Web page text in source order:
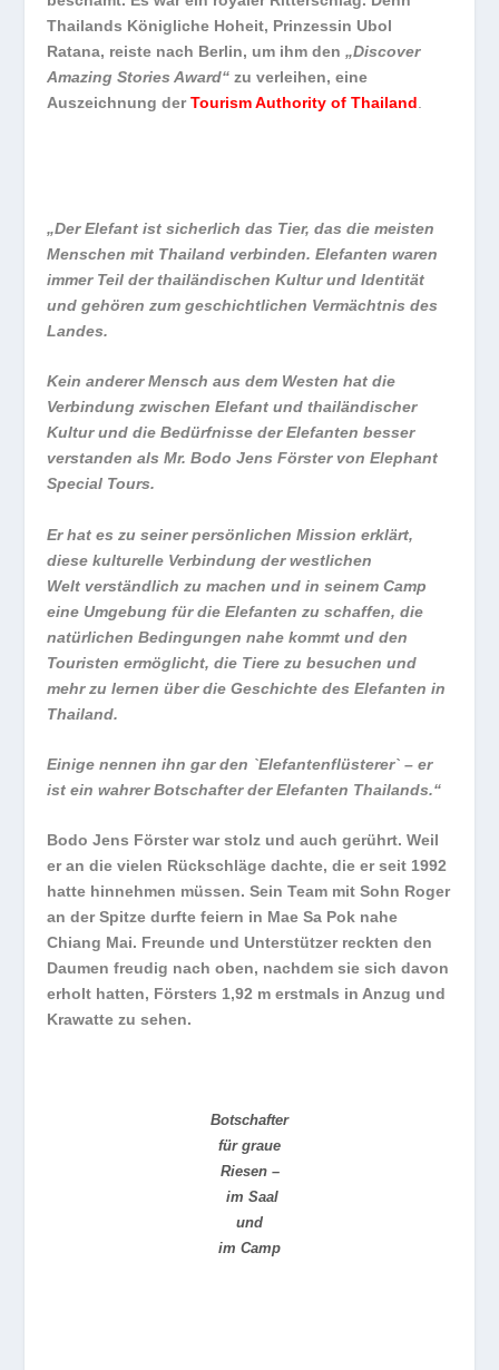
Thailands Königliche Hoheit, Prinzessin Ubol
Ratana, reiste nach Berlin, um ihm den„Discover
Amazing Stories Award“ zu verleihen, eine
Auszeichnung derTourism Authority of Thailand.
„Der Elefant ist sicherlich das Tier, das die meisten
Menschen mit Thailand verbinden. Elefanten waren
immer Teil der thailändischen Kultur und Identität
und gehören zum geschichtlichen Vermächtnis des
Landes.
Kein anderer Mensch aus dem Westen hat die
Verbindung zwischen Elefant und thailändischer
Kultur und die Bedürfnisse der Elefanten besser
verstanden als Mr. Bodo Jens Förster von Elephant
Special Tours.
Er hat es zu seiner persönlichen Mission erklärt,
diese kulturelle Verbindung der westlichen
Welt verständlich zu machen und in seinem Camp
eine Umgebung für die Elefanten zu schaffen, die
natürlichen Bedingungen nahe kommt und den
Touristen ermöglicht, die Tiere zu besuchen und
mehr zu lernen über die Geschichte des Elefanten in
Thailand.
Einige nennen ihn gar den `Elefantenflüsterer` – er
ist ein wahrer Botschafter der Elefanten Thailands.“
Bodo Jens Förster war stolz und auch gerührt. Weil
er an die vielen Rückschläge dachte, die er seit 1992
hatte hinnehmen müssen. Sein Team mit Sohn Roger
an der Spitze durfte feiern in Mae Sa Pok nahe
Chiang Mai. Freunde und Unterstützer reckten den
Daumen freudig nach oben, nachdem sie sich davon
erholt hatten, Försters 1,92 m erstmals in Anzug und
Krawatte zu sehen.
Botschafter
für graue
Riesen –
im Saal
und
im Camp